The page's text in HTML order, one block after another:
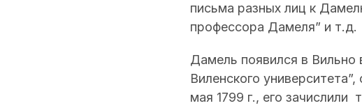
письма разных лиц к
профессора Дамеля” и т.д.
Дамель появился в Вильно
Виленского
мая 1799 г., его